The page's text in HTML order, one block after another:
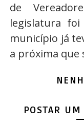
de
legislatura
município já
a próxima que
POSTAR